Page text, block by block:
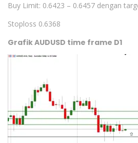
Buy Limit: 0.6423 – 0.6457 dengan
Stoploss 0.6368
Grafik AUDUSD time frame D1